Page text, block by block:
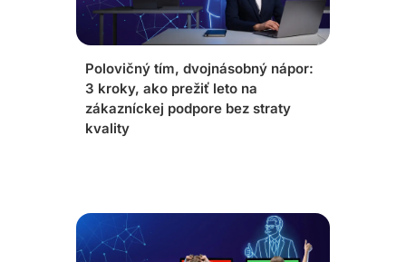
Polovičný tím, dvojnásobný nápor:
3 kroky, ako prežiť leto na
zákazníckej podpore bez straty
kvality